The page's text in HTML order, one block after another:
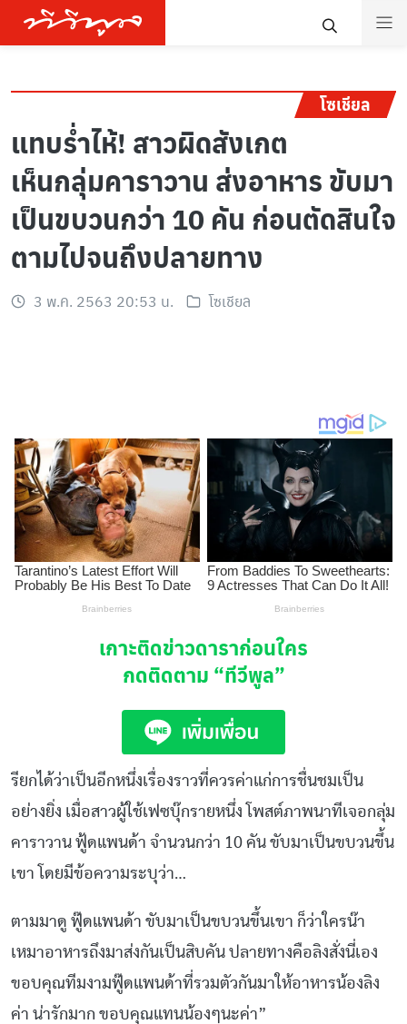
โซเชียล
แทบร่ำไห้! สาวผิดสังเกต
เห็นกลุ่มคาราวาน ส่งอาหาร ขับมา
เป็นขบวนกว่า 10 คัน ก่อนตัดสินใจ
ตามไปจนถึงปลายทาง
3 พ.ค. 2563 20:53 น. โซเชียล
เกาะติดข่าวดาราก่อนใคร
กดติดตาม “ทีวีพูล”
รียกได้ว่าเป็นอีกหนึ่งเรื่องราวที่ควรค่าแก่การชื่นชมเป็น
อย่างยิ่ง เมื่อสาวผู้ใช้เฟซบุ๊กรายหนึ่ง โพสต์ภาพนาทีเจอกลุ่ม
คาราวาน ฟู้ดแพนด้า จำนวนกว่า 10 คัน ขับมาเป็นขบวนขึ้น
เขา โดยมีข้อความระบุว่า…
ตามมาดู ฟู๊ดแพนด้า ขับมาเป็นขบวนขึ้นเขา ก็ว่าใครน๊า
เหมาอาหารถึงมาส่งกันเป็นสิบคัน ปลายทางคือลิงสั่งนี่เอง
ขอบคุณทีมงามฟู๊ดแพนด้าที่รวมตัวกันมาให้อาหารน้องลิง
ค่า น่ารักมาก ขอบคุณแทนน้องๆนะค่า”